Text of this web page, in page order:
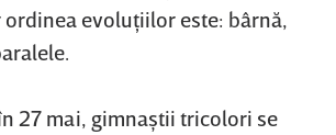
evoluţiilor este: bârnă,
27 mai, gimnaştii tricolori se